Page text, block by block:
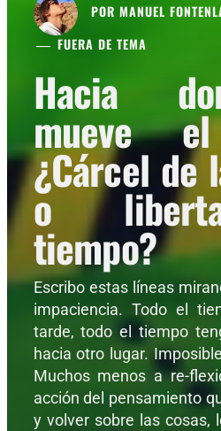
POR MANUEL
FUERA DE TEMA
Hacia
mueve
¿Cárcel de
o
tiempo?
Escribo estas líneas
impaciencia. Todo el
tarde, todo el tiempo
hacia otro lugar.
Muchos menos a re-
acción del pensamiento
y volver sobre las cosas,